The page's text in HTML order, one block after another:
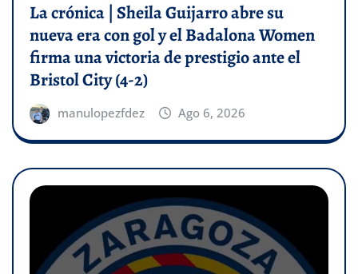
La crónica | Sheila Guijarro abre su
nueva era con gol y el Badalona Women
firma una victoria de prestigio ante el
Bristol City (4-2)
manulopezfdez Ago 6, 2026